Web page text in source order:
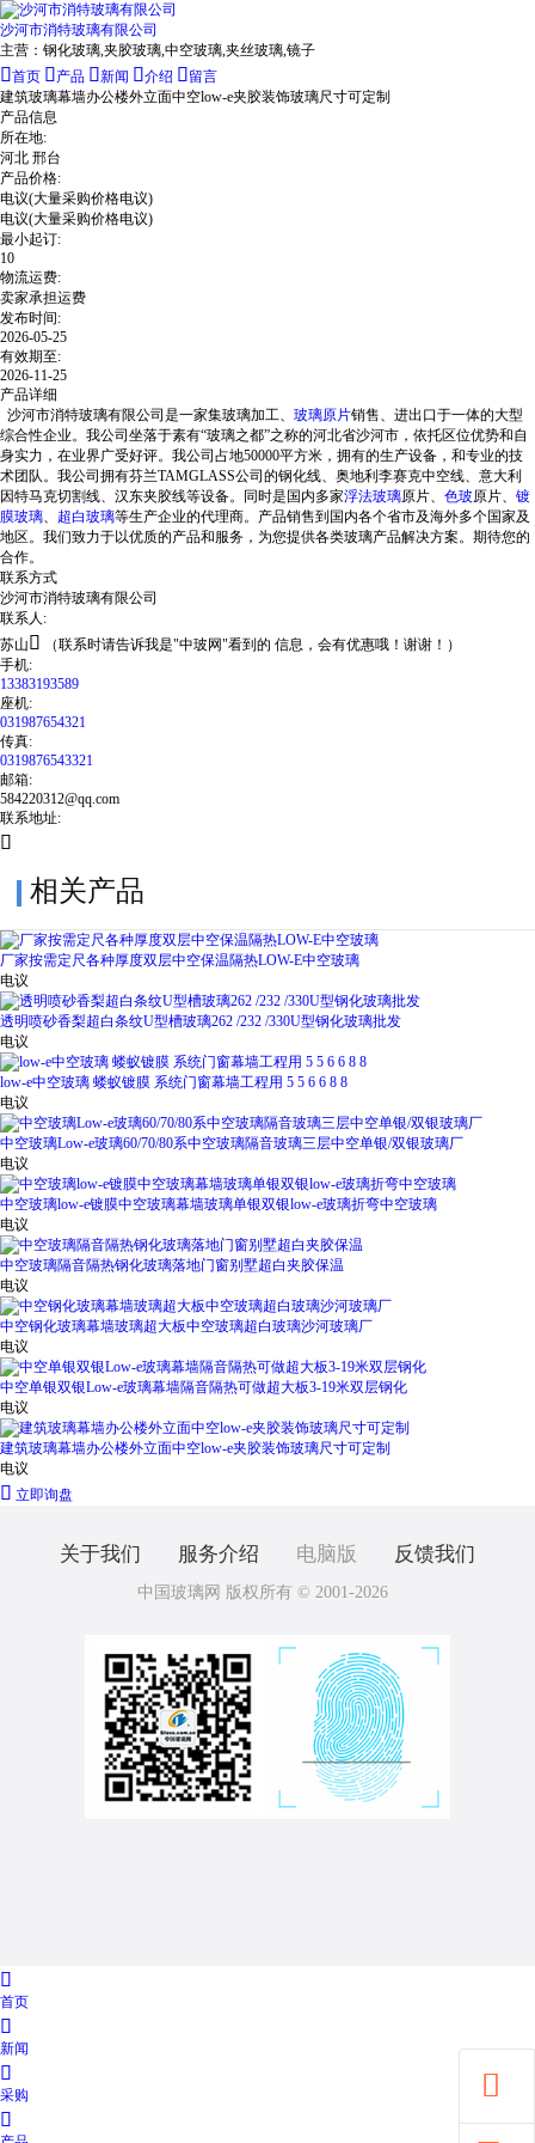
沙河市消特玻璃有限公司
主营： 钢化玻璃,夹胶玻璃,中空玻璃,夹丝玻璃,镜子
首页  产品 新闻 介绍  留言
建筑玻璃幕墙办公楼外立面中空low-e夹胶装饰玻璃尺寸可定制
产品信息
所在地:
河北 邢台
产品价格:
电议(大量采购价格电议)
电议(大量采购价格电议)
最小起订:
10
物流运费:
卖家承担运费
发布时间:
2026-05-25
有效期至:
2026-11-25
产品详细
沙河市消特玻璃有限公司是一家集玻璃加工、 玻璃原片销售、进出口于一体的大型
综合性企业。我公司坐落于素有“玻璃之都”之称的河北省沙河市，依托区位优势和自
身实力，在业界广受好评。我公司占地50000平方米，拥有的生产设备，和专业的技
术团队。我公司拥有芬兰TAMGLASS公司的钢化线、奥地利李赛克中空线、意大利
因特马克切割线、汉东夹胶线等设备。同时是国内多家浮法玻璃原片、 色玻原片、 镀
膜玻璃、 超白玻璃等生产企业的代理商。产品销售到国内各个省市及海外多个国家及
地区。我们致力于以优质的产品和服务，为您提供各类玻璃产品解决方案。期待您的
合作。
联系方式
沙河市消特玻璃有限公司
联系人:
苏山 
（联系时请告诉我是"中玻网"看到的 信息，会有优惠哦！谢谢！）
手机:
13383193589
座机:
031987654321
传真:
0319876543321
邮箱:
584220312@qq.com
联系地址:

相关产品
厂家按需定尺各种厚度双层中空保温隔热LOW-E中空玻璃
电议
透明喷砂香梨超白条纹U型槽玻璃262 /232 /330U型钢化玻璃批发
电议
low-e中空玻璃 蝼蚁镀膜 系统门窗幕墙工程用 5 5 6 6 8 8
电议
中空玻璃Low-e玻璃60/70/80系中空玻璃隔音玻璃三层中空单银/双银玻璃厂
电议
中空玻璃low-e镀膜中空玻璃幕墙玻璃单银双银low-e玻璃折弯中空玻璃
电议
中空玻璃隔音隔热钢化玻璃落地门窗别墅超白夹胶保温
电议
中空钢化玻璃幕墙玻璃超大板中空玻璃超白玻璃沙河玻璃厂
电议
中空单银双银Low-e玻璃幕墙隔音隔热可做超大板3-19米双层钢化
电议
建筑玻璃幕墙办公楼外立面中空low-e夹胶装饰玻璃尺寸可定制
电议
 立即询盘
关于我们 服务介绍 电脑版 反馈我们
中国玻璃网 版权所有 © 2001-2026


首页

新闻

采购
